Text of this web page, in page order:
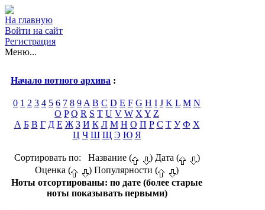
На главную
Войти на сайт
Регистрация
Меню...
Начало нотного архива :
0 1 2 3 4 5 6 7 8 9 A B C D E F G H I J K L M N
O P Q R S T U V W X Y Z
А Б В Г Д Е Ж З И К Л М Н О П Р С Т У Ф Х
Ц Ч Ш Щ Э Ю Я
Сортировать по: Название ( ) Дата (
)
Оценка (
) Популярности (
)
Ноты отсортированы: по дате (более старые
ноты показывать первыми)